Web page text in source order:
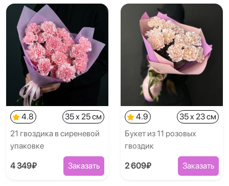
4.8
35 x 25 см
21 гвоздика в сиреневой
упаковке
4 349₽ Заказать
4.9
35 x 23 см
Букет из 11 розовых
гвоздик
2 609₽ Заказать